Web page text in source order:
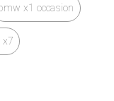
x1 occasion
x7